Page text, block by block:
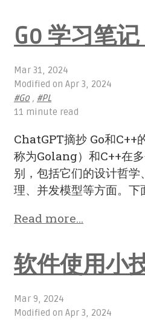
Go 学习笔记
Mar 31, 2024
Modified onApr 3, 2024
#Go, #PL
11 minute read
ChatGPT摘抄 Go和C++
称为Golang）和C++在
别，包括它们的设计哲
理、并发模型等方面。下
Read more…
软件使用小
Mar 9, 2024
Modified onApr 3, 2024